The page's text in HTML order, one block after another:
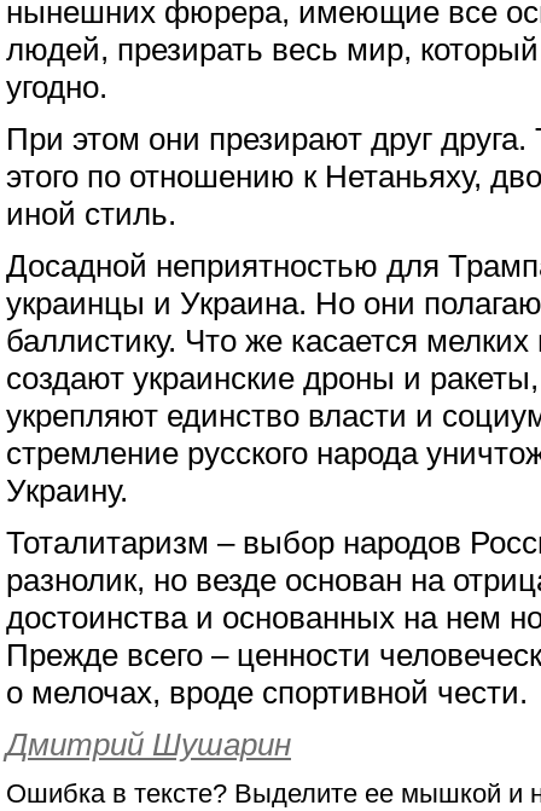
нынешних фюрера, имеющие все
людей, презирать весь мир,
угодно.
При этом они презирают друг
этого по отношению к Нетаньяху,
иной стиль.
Досадной неприятностью для
украинцы и Украина. Но они
баллистику. Что же касается
создают украинские дроны и
укрепляют единство власти и
стремление русского народа
Украину.
Тоталитаризм – выбор народов
разнолик, но везде основан на
достоинства и основанных на нем
Прежде всего – ценности
о мелочах, вроде спортивной чести.
Дмитрий Шушарин
Ошибка в тексте? Выделите ее мышкой и